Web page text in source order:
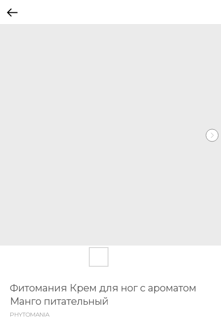
Фитомания Крем для ног с ароматом
Манго питательный
PHYTOMANIA